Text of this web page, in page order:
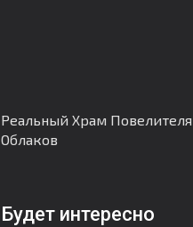
Реальный Храм Повелителя
Облаков
Будет интересно